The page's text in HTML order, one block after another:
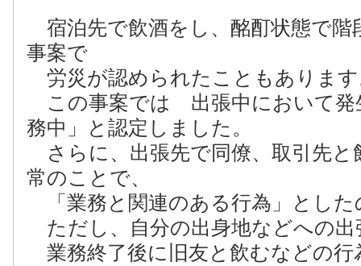
宿泊先で飲酒をし、酩酊状態で階
事案で
労災が認められたこともありま
この事案では 出張中において発
務中」と認定しました。
さらに、出張先で同僚、取引先と
常のことで、
「業務と関連のある行為」とした
ただし、自分の出身地などへの出
業務終了後に旧友と飲むなどの行